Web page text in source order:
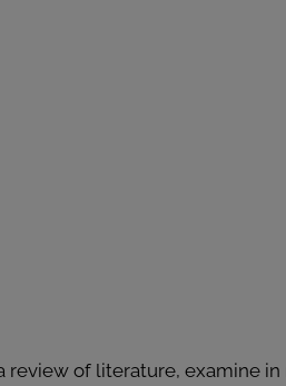
of literature, examine